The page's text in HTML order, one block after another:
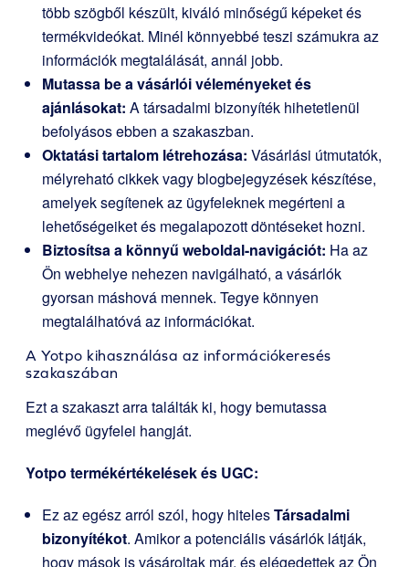
több szögből készült, kiváló minőségű képeket és
termékvideókat. Minél könnyebbé teszi számukra az
információk megtalálását, annál jobb.
Mutassa be a vásárlói véleményeket és
ajánlásokat: A társadalmi bizonyíték hihetetlenül
befolyásos ebben a szakaszban.
Oktatási tartalom létrehozása: Vásárlási útmutatók,
mélyreható cikkek vagy blogbejegyzések készítése,
amelyek segítenek az ügyfeleknek megérteni a
lehetőségeiket és megalapozott döntéseket hozni.
Biztosítsa a könnyű weboldal-navigációt: Ha az
Ön webhelye nehezen navigálható, a vásárlók
gyorsan máshová mennek. Tegye könnyen
megtalálhatóvá az információkat.
A Yotpo kihasználása az információkeresés
szakaszában
Ezt a szakaszt arra találták ki, hogy bemutassa
meglévő ügyfelei hangját.
Yotpo termékértékelések és UGC:
Ez az egész arról szól, hogy hitelesTársadalmi
bizonyítékot. Amikor a potenciális vásárlók látják,
hogy mások is vásároltak már, és elégedettek az Ön